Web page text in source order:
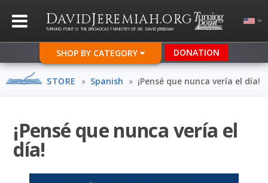
DAVIDJEREMIAH.ORG
TURNING POINT IS THE BROADCAST MINISTRY OF DR. DAVID JEREMIAH
SHOP BY CATEGORY DONATION
STORE » Spanish » ¡Pensé que nunca vería el día!
¡Pensé que nunca vería el
día!